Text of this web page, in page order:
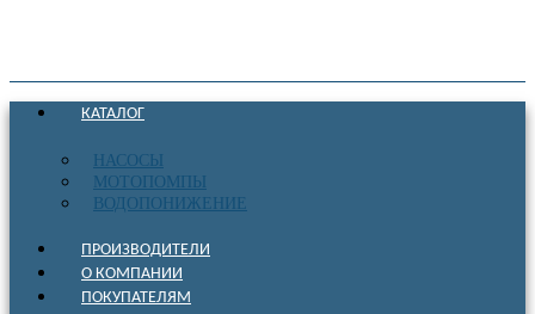
КАТАЛОГ
НАСОСЫ
МОТОПОМПЫ
ВОДОПОНИЖЕНИЕ
ПРОИЗВОДИТЕЛИ
О КОМПАНИИ
ПОКУПАТЕЛЯМ